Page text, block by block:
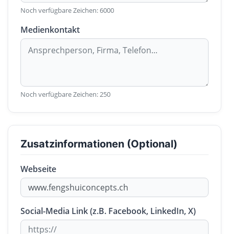
Noch verfügbare Zeichen:6000
Medienkontakt
Noch verfügbare Zeichen:250
Zusatzinformationen (Optional)
Webseite
Social-Media Link (z.B. Facebook, LinkedIn, X)